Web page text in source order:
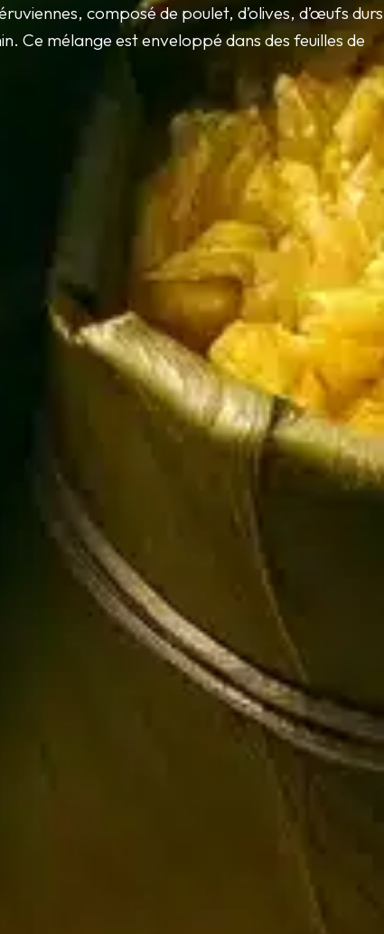
composé de poulet, d’olives, d’œufs durs
Ce mélange est enveloppé dans des feuilles de